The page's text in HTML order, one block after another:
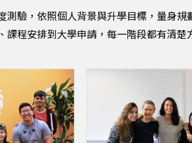
驗，依照個人背景與升學目標，量身規
課程安排到大學申請，每一階段都有清